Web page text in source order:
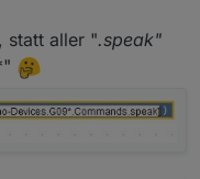
statt aller ".speak"